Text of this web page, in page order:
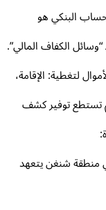
البنكي هو
الكفاف المالي”.
لتغطية: الإقامة،
توفير كشف
شنغن يتعهد